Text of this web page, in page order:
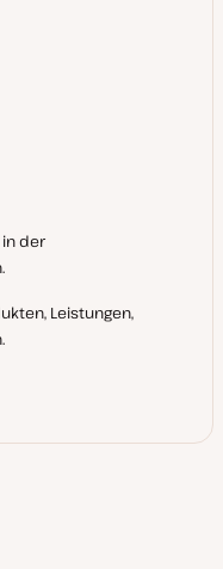
der
Leistungen,